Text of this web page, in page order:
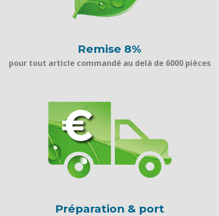
Remise 8%
pour tout article commandé au delà de 6000 pièces
Préparation & port